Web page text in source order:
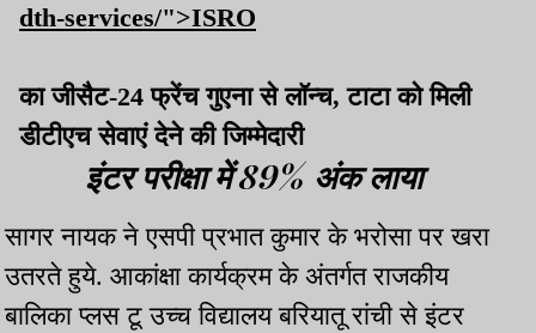
dth-services/">ISRO
का जीसैट-24 फ्रेंच गुएना से लॉन्च, टाटा को मिली
डीटीएच सेवाएं देने की जिम्मेदारी
इंटर परीक्षा में 89% अंक लाया
सागर नायक ने एसपी प्रभात कुमार के भरोसा पर खरा
उतरते हुये. आकांक्षा कार्यक्रम के अंतर्गत राजकीय
बालिका प्लस टू उच्च विद्यालय बरियातू रांची से इंटर